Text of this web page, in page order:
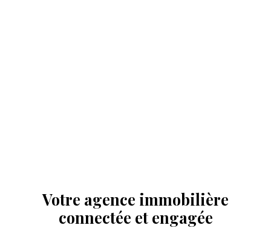
Votre agence immobilière
connectée et engagée